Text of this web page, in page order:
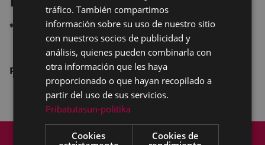
*
Pasacalle de Carnaval
tráfico. También compartimos
información sobre su uso de nuestro sitio
con nuestros socios de publicidad y
análisis, quienes pueden combinarla con
otra información que les haya
proporcionado o que hayan recopilado a
partir del uso de sus servicios.
Pribatutasun-politika
Cookies
Cookies de